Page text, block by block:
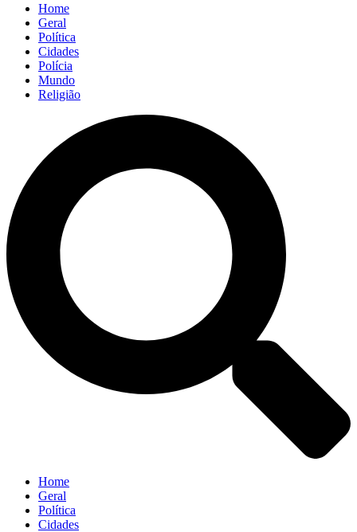
Home
Geral
Política
Cidades
Polícia
Mundo
Religião
Home
Geral
Política
Cidades